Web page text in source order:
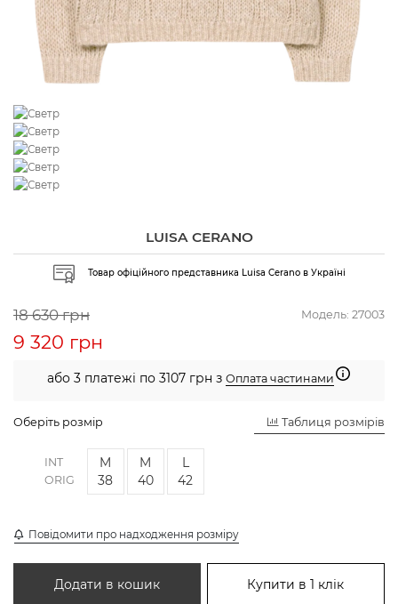
LUISA CERANO
Товар офіційного представника Luisa Cerano в Україні
Модель: 27003
18 630 грн
9 320 грн
або 3 платежі по 3107 грн з Оплата частинами
Оберіть розмір Таблиця розмірів
INT
ORIG
M
38
M
40
L
42
Повідомити про надходження розміру
Додати в кошик Купити в 1 клік